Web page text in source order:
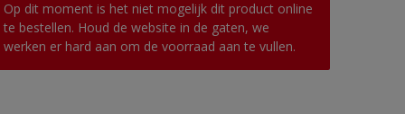
Op dit moment is het niet mogelijk dit product online
te bestellen. Houd de website in de gaten, we
werken er hard aan om de voorraad aan te vullen.